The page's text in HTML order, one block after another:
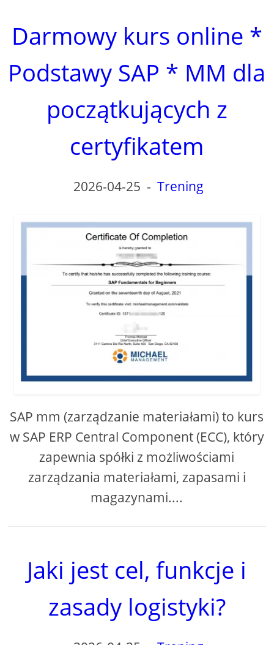
Darmowy kurs online *
Podstawy SAP * MM dla
początkujących z
certyfikatem
2026-04-25 - Trening
SAP mm (zarządzanie materiałami) to kurs
w SAP ERP Central Component (ECC), który
zapewnia spółki z możliwościami
zarządzania materiałami, zapasami i
magazynami....
Jaki jest cel, funkcje i
zasady logistyki?